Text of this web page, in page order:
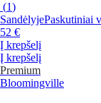
(1)
SandėlyjePaskutiniai
52 €
Į krepšelį
Į krepšelį
Premium
Bloomingville